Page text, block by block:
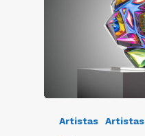
Artistas Artistas